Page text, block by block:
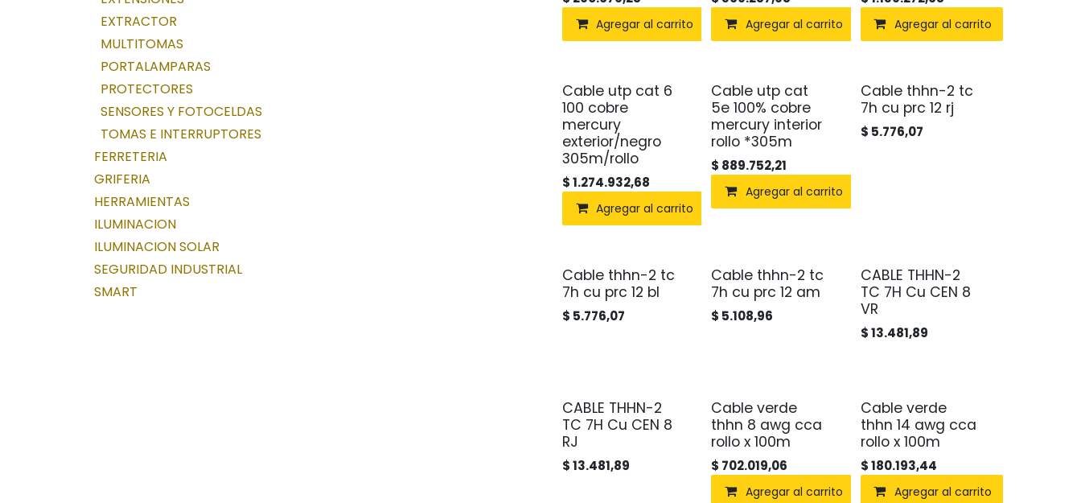
EXTRACTOR
MULTITOMAS
PORTALAMPARAS
PROTECTORES
SENSORES Y FOTOCELDAS
TOMAS E INTERRUPTORES
FERRETERIA
GRIFERIA
HERRAMIENTAS
ILUMINACION
ILUMINACION SOLAR
SEGURIDAD INDUSTRIAL
SMART
Agregar al carrito Agregar al carrito Agregar al carrito
Cable utp cat 6
100 cobre
mercury
exterior/negro
305m/rollo
$1.274.932,68
Agregar al carrito
Cable utp cat
5e 100% cobre
mercury interior
rollo *305m
$ 889.752,21
Agregar al carrito
Agotado
Cable thhn-2 tc
7h cu prc 12 rj
$ 5.776,07
Agotado
Cable thhn-2 tc
7h cu prc 12 bl
$ 5.776,07
Agotado
Cable thhn-2 tc
7h cu prc 12 am
$ 5.108,96
Agotado
CABLE THHN-2
TC 7H Cu CEN 8
VR
$13.481,89
Agotado
CABLE THHN-2
TC 7H Cu CEN 8
RJ
$13.481,89
Cable verde
thhn 8 awg cca
rollo x 100m
$ 702.019,06
Agregar al carrito
Cable verde
thhn 14 awg cca
rollo x 100m
$180.193,44
Agregar al carrito